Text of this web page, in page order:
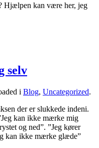
Hjælpen kan være her, jeg
selv
i Blog, Uncategorized.
der er slukkede indeni.
kan ikke mærke mig
og ned”. ”Jeg kører
kan ikke mærke glæde”